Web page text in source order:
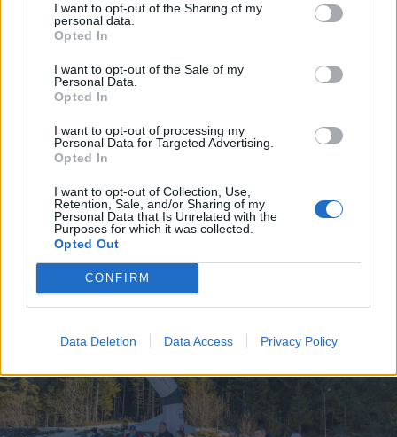
I want to opt-out of the Sharing of my
personal data.
Opted In
I want to opt-out of the Sale of my
Personal Data.
Opted In
I want to opt-out of processing my
Personal Data for Targeted Advertising.
Opted In
I want to opt-out of Collection, Use,
Retention, Sale, and/or Sharing of my
Personal Data that Is Unrelated with the
Purposes for which it was collected.
Opted Out
CONFIRM
Data Deletion Data Access Privacy Policy
FOTÓ: PINTI ATTILA